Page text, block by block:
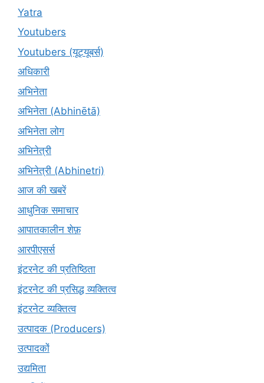
Yatra
Youtubers
Youtubers (यूट्यूबर्स)
अधिकारी
अभिनेता
अभिनेता (Abhinētā)
अभिनेता लोग
अभिनेत्री
अभिनेत्री (Abhinetri)
आज की खबरें
आधुनिक समाचार
आपातकालीन शेफ़
आरपीएसर्स
इंटरनेट की प्रतिष्ठिता
इंटरनेट की प्रसिद्ध व्यक्तित्व
इंटरनेट व्यक्तित्व
उत्पादक (Producers)
उत्पादकों
उद्यमिता